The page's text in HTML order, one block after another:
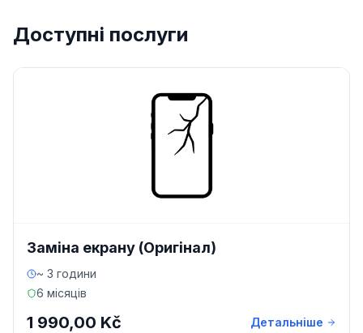
Доступні послуги
Заміна екрану (Оригінал)
~ 3 години
6 місяців
1 990,00 Kč Детальніше